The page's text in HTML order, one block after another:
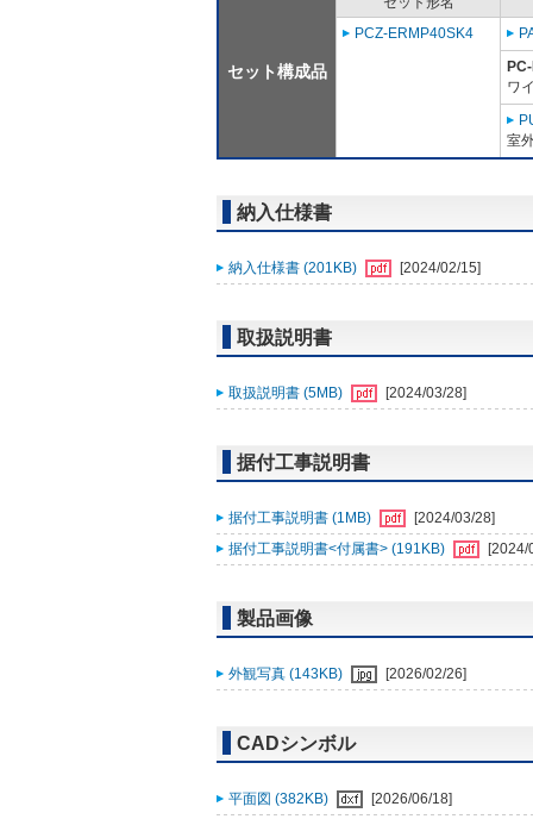
セット構成品
PCZ-ERMP40SK4
ワ
室
納入仕様書
納入仕様書 (201KB) [2024/02/15]
取扱説明書
取扱説明書 (5MB) [2024/03/28]
据付工事説明書
据付工事説明書 (1MB)
[2024/03/28]
据付工事説明書<付属書> (191KB)
[2024/
製品画像
外観写真 (143KB) [2026/02/26]
CADシンボル
平面図 (382KB)
[2026/06/18]